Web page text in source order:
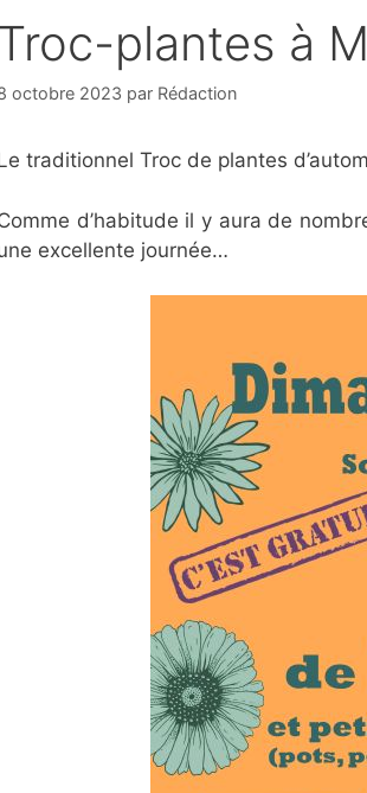
Troc-plantes à
octobre 2023 par Rédaction
traditionnel Troc de plantes
d’habitude il y aura de
excellente journée…